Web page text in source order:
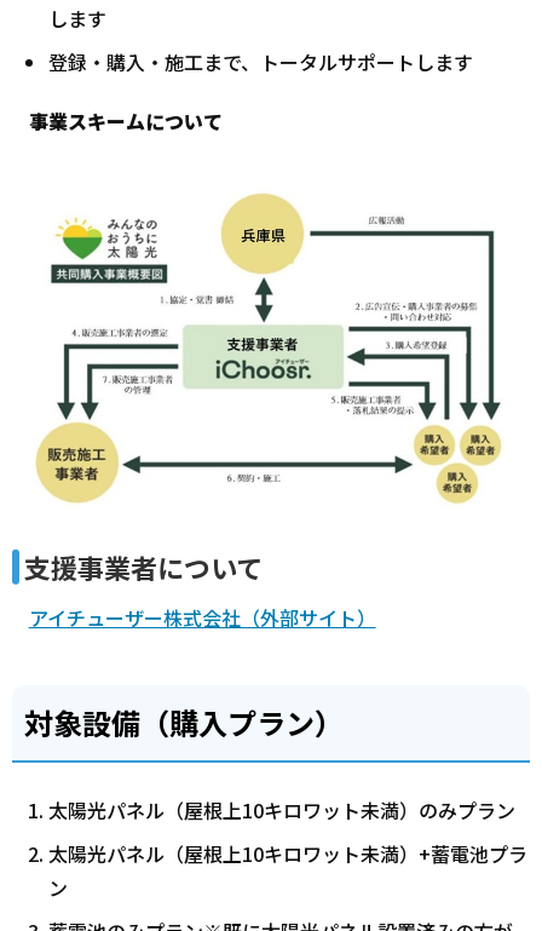
します
登録・購入・施工まで、トータルサポートします
事業スキームについて
支援事業者について
アイチューザー株式会社（外部サイト）
対象設備（購入プラン）
太陽光パネル（屋根上10キロワット未満）のみプラン
太陽光パネル（屋根上10キロワット未満）+蓄電池プラ
ン